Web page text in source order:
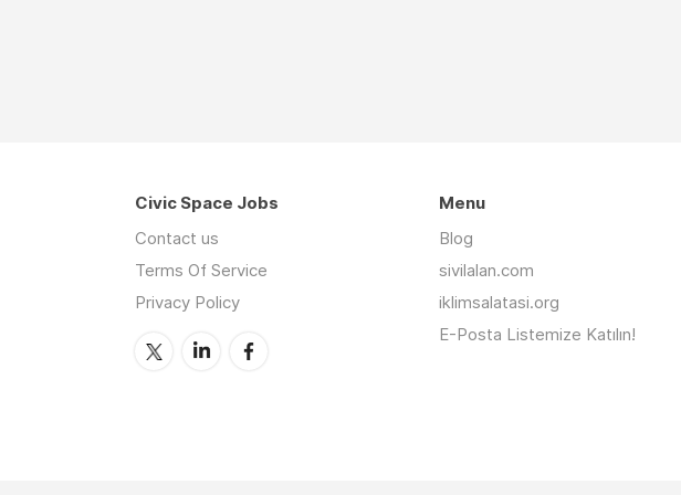
Civic Space Jobs
Contact us
Terms Of Service
Privacy Policy
Menu
Blog
sivilalan.com
iklimsalatasi.org
E-Posta Listemize Katılın!